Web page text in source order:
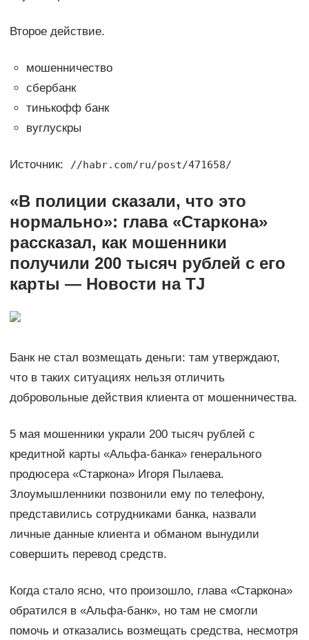
Второе действие.
мошенничество
сбербанк
тинькофф банк
вуглускры
Источник: //habr.com/ru/post/471658/
«В полиции сказали, что это
нормально»: глава «Старкона»
рассказал, как мошенники
получили 200 тысяч рублей с его
карты — Новости на TJ
Банк не стал возмещать деньги: там утверждают,
что в таких ситуациях нельзя отличить
добровольные действия клиента от мошенничества.
5 мая мошенники украли 200 тысяч рублей с
кредитной карты «Альфа-банка» генерального
продюсера «Старкона» Игоря Пылаева.
Злоумышленники позвонили ему по телефону,
представились сотрудниками банка, назвали
личные данные клиента и обманом вынудили
совершить перевод средств.
Когда стало ясно, что произошло, глава «Старкона»
обратился в «Альфа-банк», но там не смогли
помочь и отказались возмещать средства, несмотря